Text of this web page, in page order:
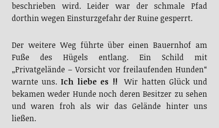
beschrieben wird. Leider war der schmale Pfad
dorthin wegen Einsturzgefahr der Ruine gesperrt.
Der weitere Weg führte über einen Bauernhof am
Fuße des Hügels entlang. Ein Schild mit
„Privatgelände – Vorsicht vor freilaufenden Hunden“
warnte uns. Ich liebe es !!Wir hatten Glück und
bekamen weder Hunde noch deren Besitzer zu sehen
und waren froh als wir das Gelände hinter uns
ließen.